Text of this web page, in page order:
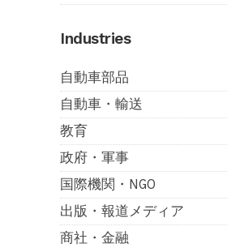
Industries
自動車部品
自動車・輸送
教育
政府・軍事
国際機関・NGO
出版・報道メディア
商社・金融